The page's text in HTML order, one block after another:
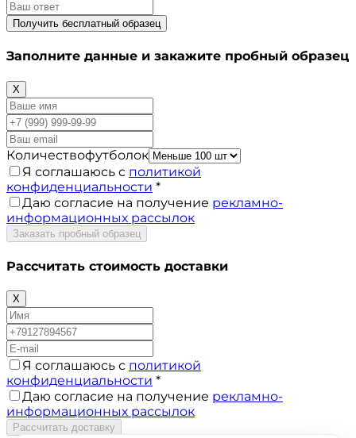
Получить бесплатный образец
Заполните данные и закажите пробный образец
X
Количествофутболок
Я соглашаюсь с политикой
конфиденциальности *
Даю согласие на получение рекламно-
информационных рассылок
Заказать пробный образец
Рассчитать стоимость доставки
X
Я соглашаюсь с политикой
конфиденциальности *
Даю согласие на получение рекламно-
информационных рассылок
Рассчитать доставку